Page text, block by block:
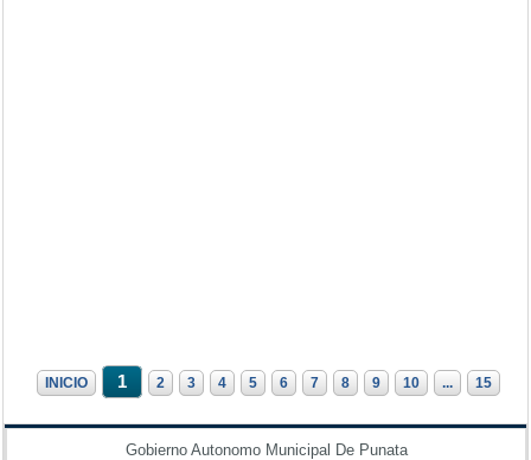
INICIO 1 2 3 4 5 6 7 8 9 10 ... 15
Gobierno Autonomo Municipal De Punata